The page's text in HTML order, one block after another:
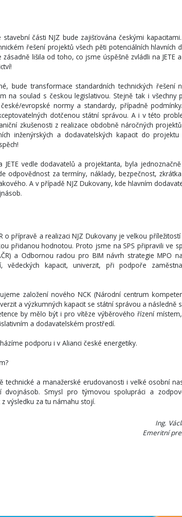
části NJZ bude zajišťována českými
řešení projektů všech pěti potenciálních hlavních
lišila od toho, co jsme úspěšně zvládli na JETE
bude transformace standardních technických řešení
na soulad s českou legislativou. Stejně tak i všechny
evropské normy a standardy, případně
dotčenou státní správou. A i v této
zkušenosti z realizace obdobně náročných
inženýrských a dodavatelských kapacit do
JETE vedle dodavatelů a projektanta, byla
odpovědnost za termíny, náklady, bezpečnost,
A v případě NJZ Dukovany, kde hlavním
o přípravě a realizaci NJZ Dukovany je velkou
přidanou hodnotou. Proto jsme na SPS připravili ve
a Odbornou radou pro BIM návrh strategie MPO
vědeckých kapacit, univerzit, při podpoře
založení nového NCK (Národní centrum
a výzkumných kapacit se státní správou a následně
by mělo být i pro vítěze výběrového řízení
a dodavatelském prostředí.
podporu i v Alianci české energetiky.
technické a manažerské erudovanosti i velké osobní
dvojnásob. Smysl pro týmovou spolupráci a
výsledku za tu námahu stojí.
Ing.
Emeritní